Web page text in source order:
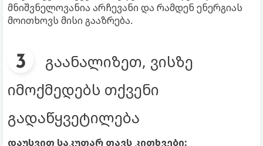
მნიშვნელოვანია არჩევანი და რამდენ ენერგიას
მოითხოვს მისი გააზრება.
გაანალიზეთ, ვისზე
იმოქმედებს თქვენი
გადაწყვეტილება
დაუსვით საკუთარ თავს კითხვები: